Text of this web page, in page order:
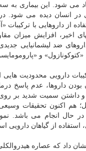
می شود. این بیماری
انسان دیده می شود.
از داروهایی با ترکیبات
اخیر، افزایش میزان
ضد لیشمانیایی
دارویی محدودیت هایی
و داشتن سمیت شدید بر
هم اکنون تحقیقات
در حال انجام می باشد.
استفاده از گیاهان دارویی
نشان داد که عصاره